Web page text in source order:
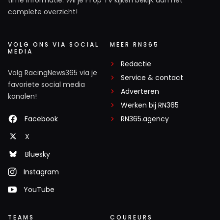
complete overzicht!
VOLG ONS VIA SOCIAL
MEDIA
Volg RacingNews365 via je
favoriete social media
kanalen!
Facebook
X
Bluesky
Instagram
YouTube
MEER RN365
Redactie
Service & contact
Adverteren
Werken bij RN365
RN365.agency
TEAMS COUREURS